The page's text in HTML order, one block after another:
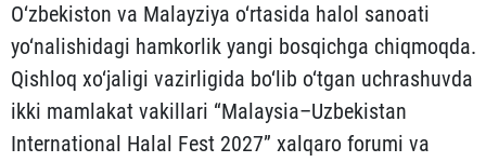
O‘zbekiston va Malayziya o‘rtasida halol sanoati
yo‘nalishidagi hamkorlik yangi bosqichga chiqmoqda.
Qishloq xo‘jaligi vazirligida bo‘lib o‘tgan uchrashuvda
ikki mamlakat vakillari “Malaysia–Uzbekistan
International Halal Fest 2027” xalqaro forumi va